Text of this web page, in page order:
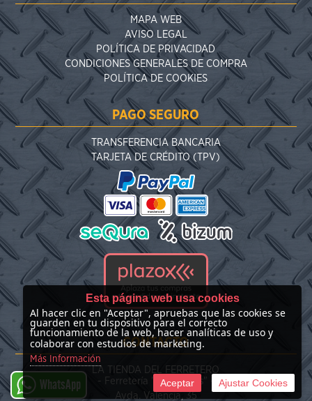
MAPA WEB
AVISO LEGAL
POLÍTICA DE PRIVACIDAD
CONDICIONES GENERALES DE COMPRA
POLÍTICA DE COOKIES
PAGO SEGURO
TRANSFERENCIA BANCARIA
TARJETA DE CRÉDITO (TPV)
CONTACTO
LA TIENDA DEL FERRETERO
- Ferretería "Las Nieves" -
Avda. Valencia, 35
WhatsApp
Esta página web usa cookies
Al hacer clic en "Aceptar", apruebas que las cookies se
guarden en tu dispositivo para el correcto
funcionamiento de la web, hacer analíticas de uso y
colaborar con estudios de marketing.
Más Información
Aceptar Ajustar Cookies